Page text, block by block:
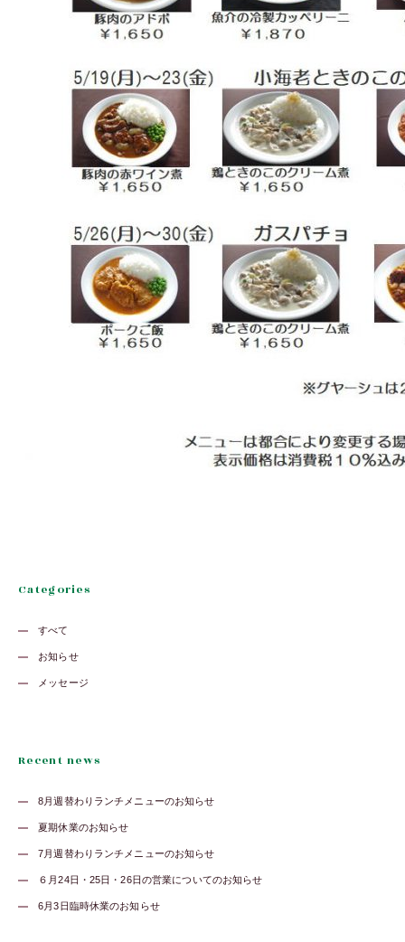
Categories
すべて
お知らせ
メッセージ
Recent news
8月週替わりランチメニューのお知らせ
夏期休業のお知らせ
7月週替わりランチメニューのお知らせ
６月24日・25日・26日の営業についてのお知らせ
6月3日臨時休業のお知らせ